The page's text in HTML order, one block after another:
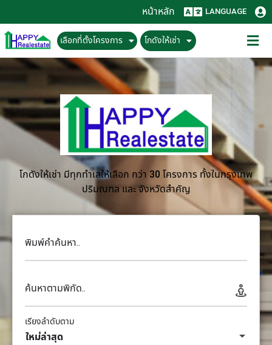
หน้าหลัก LANGUAGE
เลือกที่ตั้งโครงการ โกดังให้เช่า
โกดังให้เช่า มีทุกทำเลให้เลือก กว่า 30 โครงการ ทั้งในกรุงเทพ
ปริมณฑล และ จังหวัดสำคัญ
พิมพ์คำค้นหา..
ค้นหาตามพิกัด..
ใหม่ล่าสุด
เรียงลำดับตาม